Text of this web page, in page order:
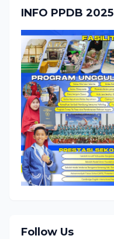
INFO PPDB 2025
Follow Us